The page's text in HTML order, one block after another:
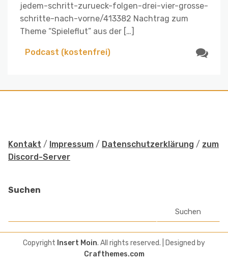
jedem-schritt-zurueck-folgen-drei-vier-grosse-
schritte-nach-vorne/413382 Nachtrag zum
Theme “Spieleflut” aus der […]
Podcast (kostenfrei)
Kontakt / Impressum / Datenschutzerklärung / zum
Discord-Server
Suchen
Suchen
Copyright Insert Moin. All rights reserved.
| Designed by
Crafthemes.com